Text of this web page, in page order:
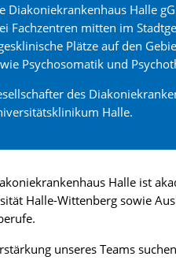
Diakoniekrankenhaus Halle
Fachzentren mitten im
Plätze auf den
Psychosomatik und
des
Halle.
Halle ist
Halle-Wittenberg sowie
unseres Teams